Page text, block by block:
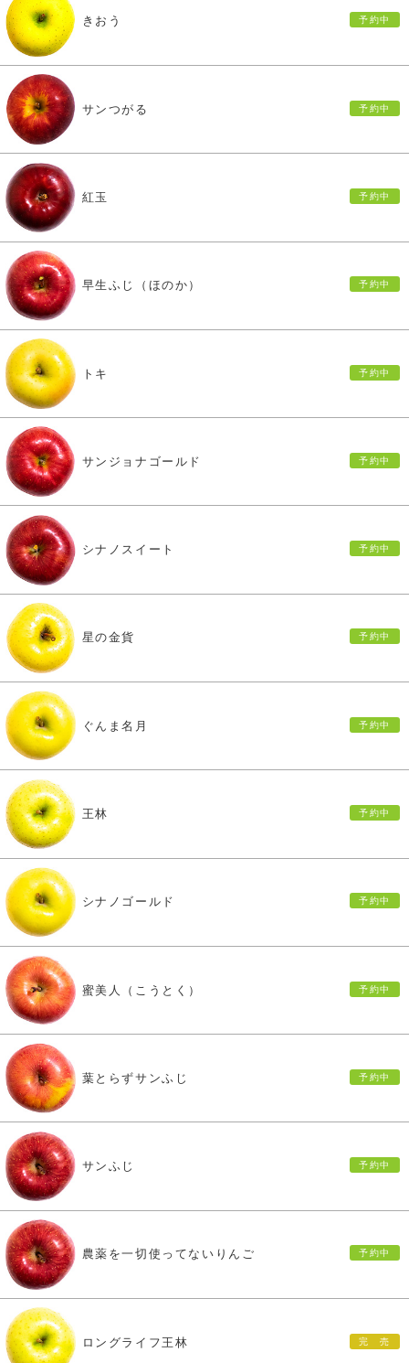
きおう
サンつがる
紅玉
早生ふじ（ほのか）
トキ
サンジョナゴールド
シナノスイート
星の金貨
ぐんま名月
王林
シナノゴールド
蜜美人（こうとく）
葉とらずサンふじ
サンふじ
農薬を一切使ってないりんご
ロングライフ王林